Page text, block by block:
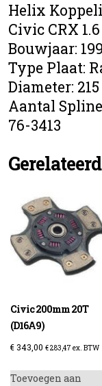
Helix
Civic CRX
Bouwjaar:
Type Plaat:
Diameter: 215
Aantal
76-3413
Civic 200mm 20T
(D16A9)
€ 343,00 €283,47 ex. BTW
Toevoegen aan